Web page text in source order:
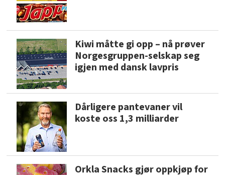
Kiwi måtte gi opp – nå prøver
Norgesgruppen-selskap seg
igjen med dansk lavpris
Dårligere pantevaner vil
koste oss 1,3 milliarder
Orkla Snacks gjør oppkjøp for